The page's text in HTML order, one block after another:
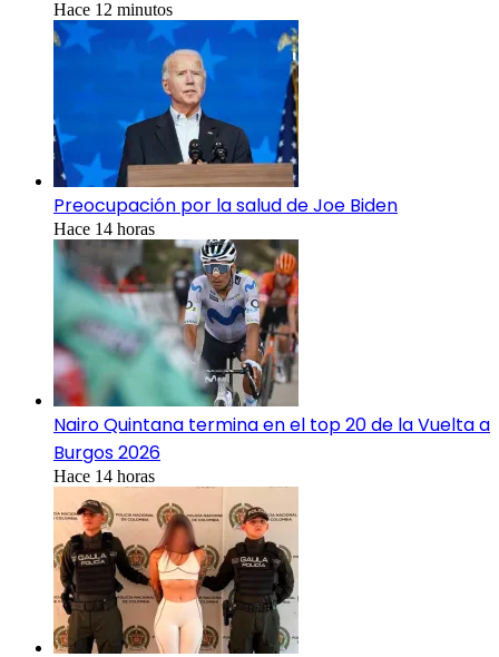
Hace 12 minutos
Preocupación por la salud de Joe Biden
Hace 14 horas
Nairo Quintana termina en el top 20 de la Vuelta a
Burgos 2026
Hace 14 horas